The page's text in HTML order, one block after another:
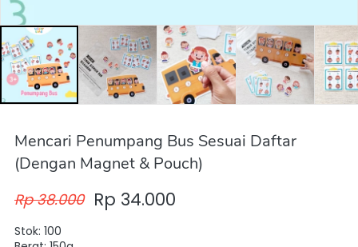
Mencari Penumpang Bus Sesuai Daftar
(Dengan Magnet & Pouch)
Rp 38.000 Rp 34.000
Stok: 100